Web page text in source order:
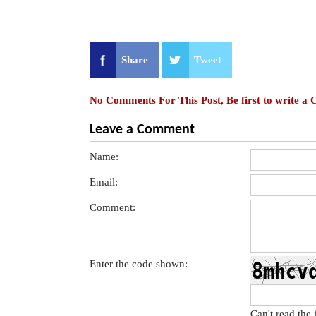
Share Tweet
No Comments For This Post, Be first to write a
Leave a Comment
Name:
Email:
Comment:
Enter the code shown: